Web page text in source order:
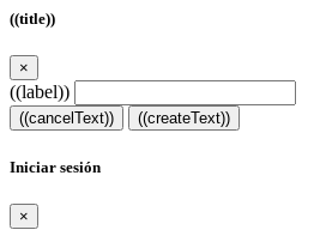
((title))
×
((label))
((cancelText)) ((createText))
Iniciar sesión
×